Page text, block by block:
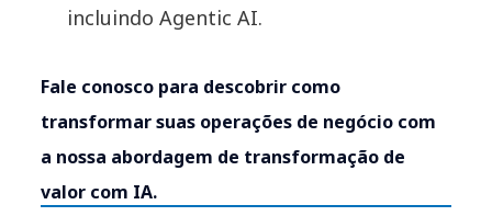
incluindo Agentic AI.
Fale conosco para descobrir como
transformar suas operações de negócio com
a nossa abordagem de transformação de
valor com IA.